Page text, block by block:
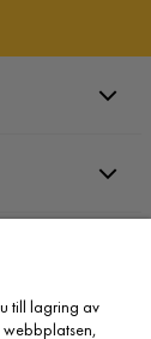
till lagring av